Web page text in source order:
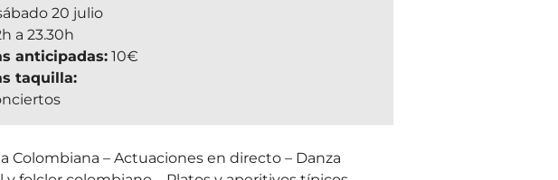
20 julio
a 23.30h
anticipadas:10€
taquilla:
Colombiana – Actuaciones en directo – Danza